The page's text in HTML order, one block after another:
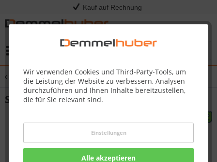
Kauf auf Rechnung
Wir verwenden Cookies und Third-Party-Tools, um
die Leistung der Website zu verbessern, Analysen
durchzuführen und Ihnen Inhalte bereitzustellen,
die für Sie relevant sind.
Einstellungen
Alle akzeptieren
Übersicht Spielturm
Spielplatzgerät SAHARA (DIN EN 1176)